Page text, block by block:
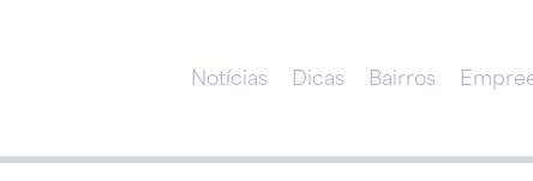
Notícias Dicas Bairros